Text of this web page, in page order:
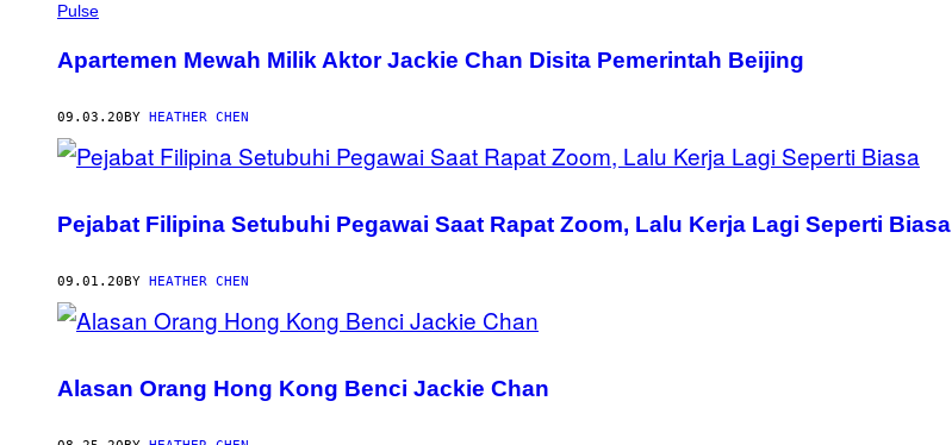
Pulse
Apartemen Mewah Milik Aktor Jackie Chan Disita Pemerintah Beijing
09.03.20 BY HEATHER CHEN
Pejabat Filipina Setubuhi Pegawai Saat Rapat Zoom, Lalu Kerja Lagi Seperti Biasa
09.01.20 BY HEATHER CHEN
Alasan Orang Hong Kong Benci Jackie Chan